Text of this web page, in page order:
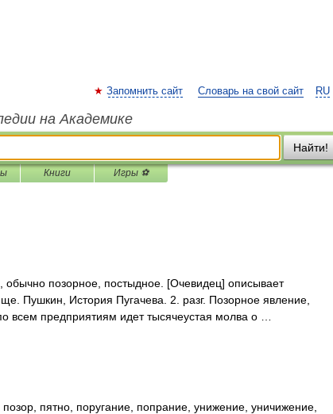
RU
Запомнить сайт Словарь на свой сайт
на Академике
Найти!
Книги Игры ⚽
позорное, постыдное. [Очевидец] описывает
Пушкин, История Пугачева. 2. разг. Позорное явление,
всем предприятиям идет тысячеустая молва о …
пятно, поругание, попрание, унижение, уничижение,